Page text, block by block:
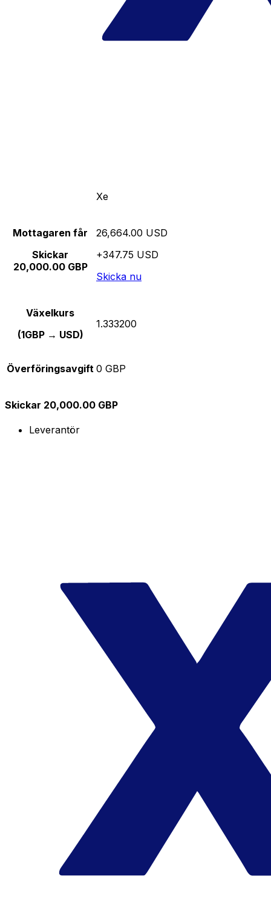
Xe
Mottagaren får
Skickar
20,000.00 GBP
26,664.00 USD
+347.75 USD
Skicka nu
Växelkurs
(1GBP → USD)
1.333200
Överföringsavgift 0 GBP
Skickar 20,000.00 GBP
Leverantör